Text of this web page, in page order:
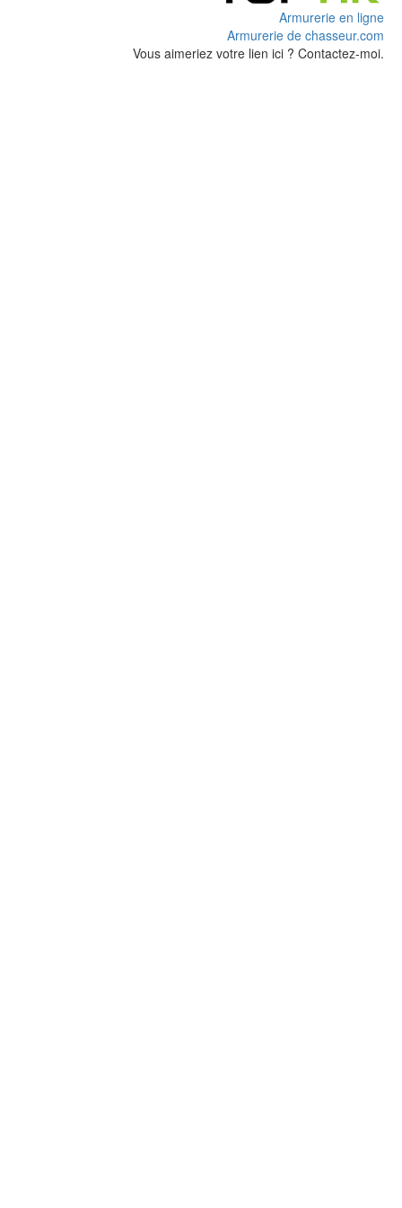
Armurerie en ligne
Armurerie de chasseur.com
Vous aimeriez votre lien ici ? Contactez-moi.